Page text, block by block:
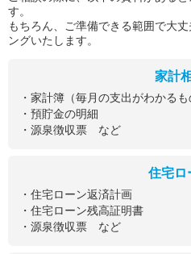
す。
もちろん、ご準備できる範囲で大
ングいたします。
家計
・家計簿（毎月の支出がわかるも
・預貯金の明細
・源泉徴収票 など
住宅ロ
・住宅ローン返済計画
・住宅ローン残高証明書
・源泉徴収票 など